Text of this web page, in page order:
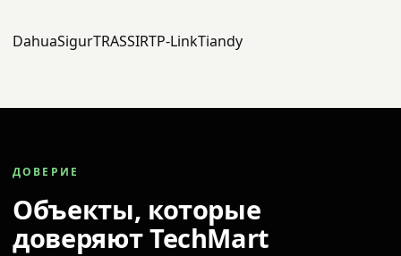
DahuaSigurTRASSIRTP-LinkTiandy
ДОВЕРИЕ
Объекты, которые
доверяют TechMart